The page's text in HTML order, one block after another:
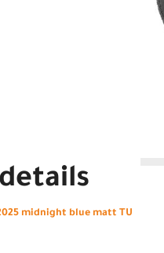
midnight blue matt TU